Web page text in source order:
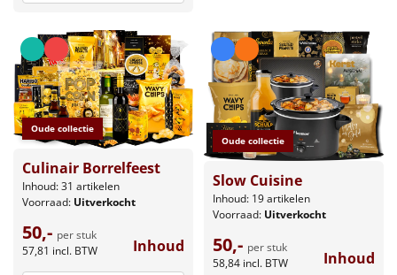
Oude collectie
Culinair Borrelfeest
Inhoud: 31 artikelen
Voorraad: Uitverkocht
50,- per stuk
57,81 incl. BTW Inhoud
Oude collectie
Slow Cuisine
Inhoud: 19 artikelen
Voorraad: Uitverkocht
50,- per stuk
58,84 incl. BTW Inhoud